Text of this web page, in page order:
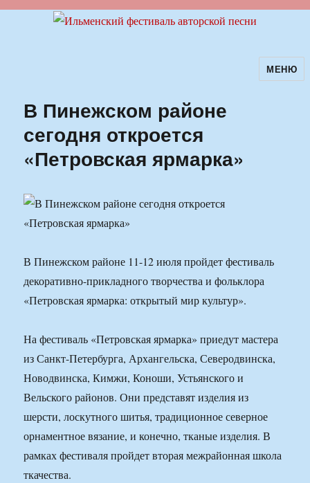
Ильменский фестиваль авторскойМЕНЮ
В Пинежском районе
сегодня откроется
«Петровская ярмарка»
В Пинежском районе 11-12 июля пройдет фестиваль
декоративно-прикладного творчества и фольклора
«Петровская ярмарка: открытый мир культур».
На фестиваль «Петровская ярмарка» приедут мастера
из Санкт-Петербурга, Архангельска, Северодвинска,
Новодвинска, Кимжи, Коноши, Устьянского и
Вельского районов. Они представят изделия из
шерсти, лоскутного шитья, традиционное северное
орнаментное вязание, и конечно, тканые изделия. В
рамках фестиваля пройдет вторая межрайонная школа
ткачества.